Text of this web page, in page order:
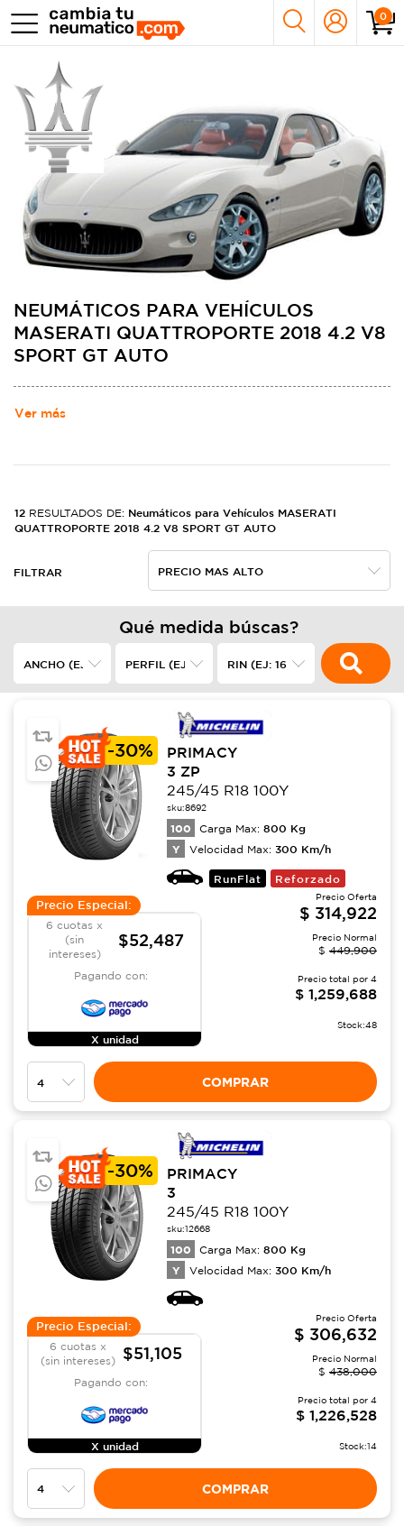
0
NEUMÁTICOS PARA VEHÍCULOS
MASERATI QUATTROPORTE 2018 4.2 V8
SPORT GT AUTO
Ver más
12 RESULTADOS DE: Neumáticos para Vehículos MASERATI
QUATTROPORTE 2018 4.2 V8 SPORT GT AUTO
FILTRAR
Qué medida búscas?
-30%
PRIMACY
3 ZP
245/45 R18 100Y
sku:8692
100 Carga Max: 800 Kg
Y Velocidad Max: 300 Km/h
RunFlat Reforzado
Precio Especial:
6 cuotas x
(sin
intereses)
$52,487
Pagando con:
X unidad
Precio Oferta
$ 314,922
Precio Normal
$ 449,900
Precio total por 4
$ 1,259,688
Stock:48
COMPRAR
-30%
PRIMACY
3
245/45 R18 100Y
sku:12668
100 Carga Max: 800 Kg
Y Velocidad Max: 300 Km/h
Precio Especial:
6 cuotas x
(sin intereses)
$51,105
Pagando con:
X unidad
Precio Oferta
$ 306,632
Precio Normal
$ 438,000
Precio total por 4
$ 1,226,528
Stock:14
COMPRAR